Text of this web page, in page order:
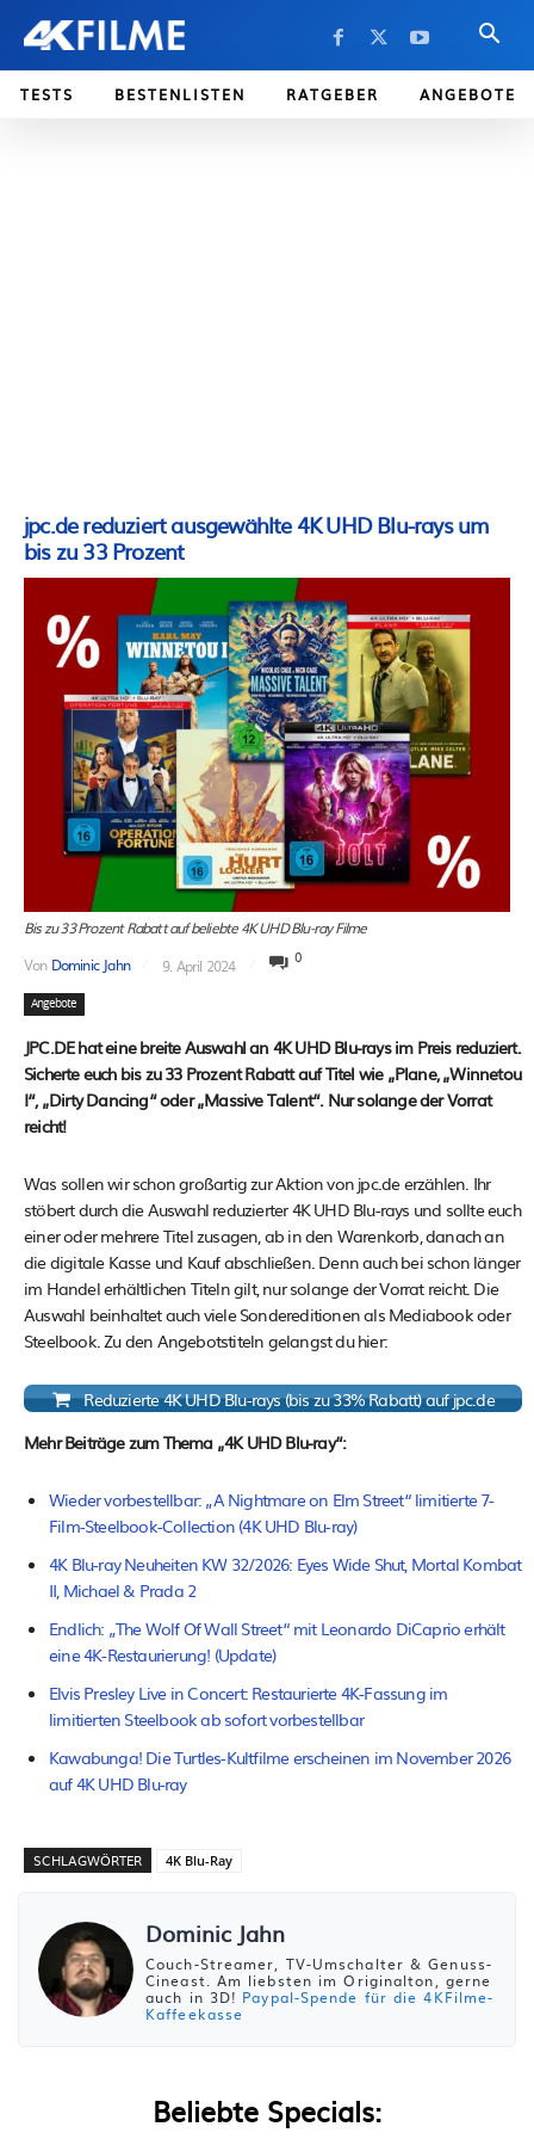
TESTS BESTENLISTEN RATGEBER ANGEBOTE
jpc.de reduziert ausgewählte 4K UHD Blu-rays um
bis zu 33 Prozent
Bis zu 33 Prozent Rabatt auf beliebte 4K UHD Blu-ray Filme
Von Dominic Jahn 9. April 2024 0
Angebote
JPC.DE hat eine breite Auswahl an 4K UHD Blu-rays im Preis reduziert.
Sicherte euch bis zu 33 Prozent Rabatt auf Titel wie „Plane, „Winnetou
I“, „Dirty Dancing“ oder „Massive Talent“. Nur solange der Vorrat
reicht!
Was sollen wir schon großartig zur Aktion von jpc.de erzählen. Ihr
stöbert durch die Auswahl reduzierter 4K UHD Blu-rays und sollte euch
einer oder mehrere Titel zusagen, ab in den Warenkorb, danach an
die digitale Kasse und Kauf abschließen. Denn auch bei schon länger
im Handel erhältlichen Titeln gilt, nur solange der Vorrat reicht. Die
Auswahl beinhaltet auch viele Sondereditionen als Mediabook oder
Steelbook. Zu den Angebotstiteln gelangst du hier:
Reduzierte 4K UHD Blu-rays (bis zu 33% Rabatt) auf jpc.de
Mehr Beiträge zum Thema „4K UHD Blu-ray“:
Wieder vorbestellbar: „A Nightmare on Elm Street“ limitierte 7-
Film-Steelbook-Collection (4K UHD Blu-ray)
4K Blu-ray Neuheiten KW 32/2026: Eyes Wide Shut, Mortal Kombat
II, Michael & Prada 2
Endlich: „The Wolf Of Wall Street“ mit Leonardo DiCaprio erhält
eine 4K-Restaurierung! (Update)
Elvis Presley Live in Concert: Restaurierte 4K-Fassung im
limitierten Steelbook ab sofort vorbestellbar
Kawabunga! Die Turtles-Kultfilme erscheinen im November 2026
auf 4K UHD Blu-ray
SCHLAGWÖRTER 4K Blu-Ray
Dominic Jahn
Couch-Streamer, TV-Umschalter & Genuss-
Cineast. Am liebsten im Originalton, gerne
auch in 3D! Paypal-Spende für die 4KFilme-
Kaffeekasse
Beliebte Specials: